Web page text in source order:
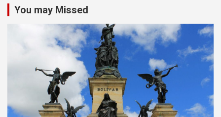
You may Missed